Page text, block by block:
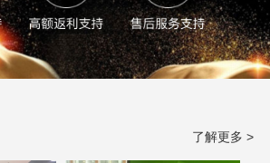
了解更多 >